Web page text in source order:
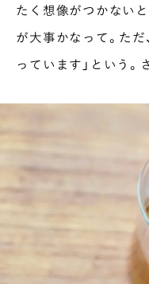
たく想像がつかない
が大事かなって。た
っています」という。